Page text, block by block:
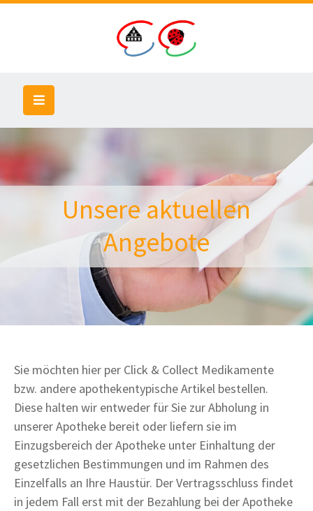
Unsere aktuellen
Angebote
Sie möchten hier per Click & Collect Medikamente
bzw. andere apothekentypische Artikel bestellen.
Diese halten wir entweder für Sie zur Abholung in
unserer Apotheke bereit oder liefern sie im
Einzugsbereich der Apotheke unter Einhaltung der
gesetzlichen Bestimmungen und im Rahmen des
Einzelfalls an Ihre Haustür. Der Vertragsschluss findet
in jedem Fall erst mit der Bezahlung bei der Apotheke